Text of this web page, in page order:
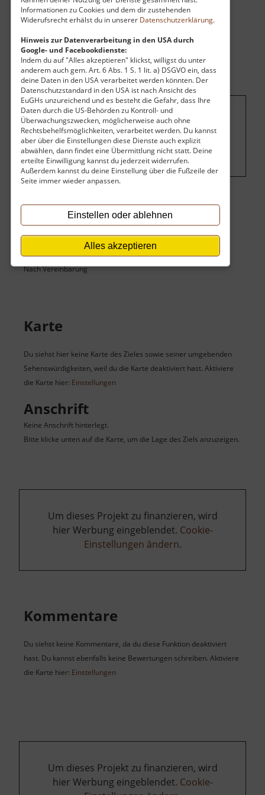
Informationen zu Cookies und dem dir zustehenden
Widerufsrecht erhälst du in unserer Datenschutzerklärung.
Hinweis zur Datenverarbeitung in den USA durch
Google- und Facebookdienste:
Indem du auf "Alles akzeptieren" klickst, willigst du unter
anderem auch gem. Art. 6 Abs. 1 S. 1 lit. a) DSGVO ein, dass
deine Daten in den USA verarbeitet werden könnten. Der
Datenschutzstandard in den USA ist nach Ansicht des
EuGHs unzureichend und es besteht die Gefahr, dass Ihre
Daten durch die US-Behörden zu Kontroll- und
Überwachungszwecken, möglicherweise auch ohne
Rechtsbehelfsmöglichkeiten, verarbeitet werden. Du kannst
aber über die Einstellungen diese Dienste auch explizit
abwählen, dann findet eine Übermittlung nicht statt. Deine
erteilte Einwilligung kannst du jederzeit widerrufen.
Außerdem kannst du deine Einstellung über die Fußzeile der
Seite immer wieder anpassen.
Einstellen oder ablehnen
Alles akzeptieren
Um dieses Projekt zu finanzieren, wird
hier Werbung eingeblendet.Cookie-
Einstellungen ändern.
Eintritt
Öffnungszeiten
Nach Vereinbarung
Karte
Du siehst hier keine Karte des Zieles sowie seiner umgebenden
Sehenswürdigkeiten, weil du die Karte deaktiviert hast. Aktiviere
die Karte hier: Einstellungen
Anschrift
Keine Anschrift hinterlegt.
Bitte klicke unten auf die Karte, um die Lage des Ziels anzuzeigen.
Um dieses Projekt zu finanzieren, wird
hier Werbung eingeblendet. Cookie-
Einstellungen ändern.
Kommentare
Du siehst keine Kommentare, da du diese Funktion deaktiviert
hast. Du kannst ebenfalls keine Bewertungen schreiben. Aktiviere
die Karte hier: Einstellungen
Um dieses Projekt zu finanzieren, wird
hier Werbung eingeblendet. Cookie-